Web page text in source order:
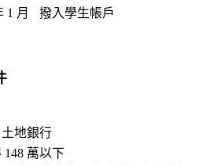
1 月 撥入學生帳戶
地銀行
148 萬以下